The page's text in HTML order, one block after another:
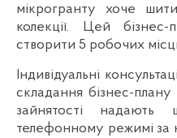
мікрогранту хоче
колекції. Цей бізнес-
створити 5 робочих
Індивідуальні
складання бізнес-
зайнятості
телефонному режимі за